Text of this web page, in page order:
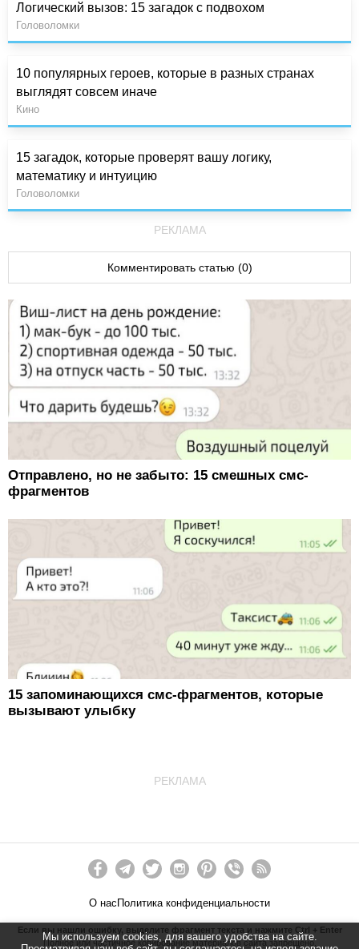
Мы используем cookies, для вашего удобства на сайте.
Логический вызов: 15 загадок с подвохом
Головоломки
10 популярных героев, которые в разных странах
выглядят совсем иначе
Кино
15 загадок, которые проверят вашу логику,
математику и интуицию
Головоломки
РЕКЛАМА
Комментировать статью (0)
Отправлено, но не забыто: 15 смешных смс-
фрагментов
15 запоминающихся смс-фрагментов, которые
вызывают улыбку
РЕКЛАМА
О нас Политика конфиденциальности
Если вы нашли ошибку, выделите фрагмент текста и нажмите Ctrl + Enter
Полное или частичное копирование материалов сайта запрещено.